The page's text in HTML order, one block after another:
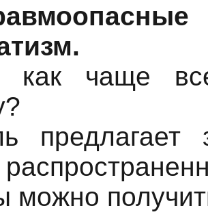
чаще
предлагает
можно